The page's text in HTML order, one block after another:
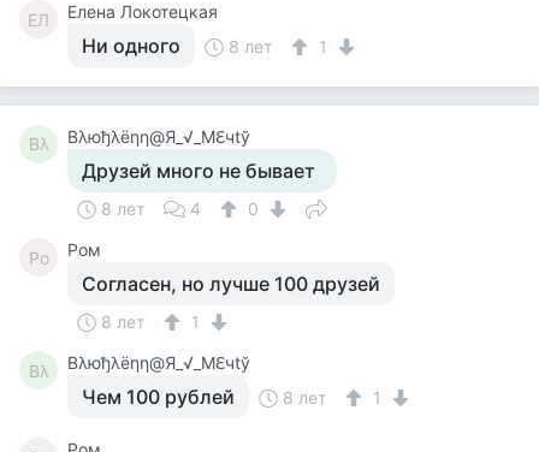
ЕЛ Елена Локотецкая
Ни одного 8 лет 1
Βλ Βλюђλёηη@Я_√_Мℇчtў
Друзей много не бывает
8 лет 4 0
Ро Ром
Согласен, но лучше 100 друзей
8 лет 1
Βλ Βλюђλёηη@Я_√_Мℇчtў
Чем 100 рублей 8 лет 1